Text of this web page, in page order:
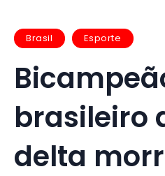
Brasil Esporte
brasileiro
delta